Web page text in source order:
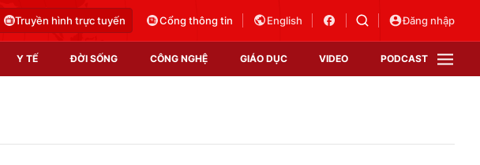
Truyền hình trực tuyến Cổng thông tin English Đăng nhập
Y TẾ ĐỜI SỐNG CÔNG NGHỆ GIÁO DỤC VIDEO PODCAST
VTV Sức khoẻ